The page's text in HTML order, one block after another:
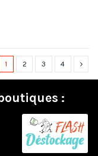
1 2 3 4
: